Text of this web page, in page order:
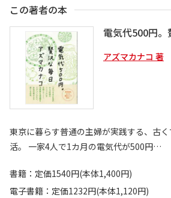
この著者の本
電気代500円。
アズマカナコ 著
東京に暮らす普通の主婦が実践する、古
活。 一家4人で1カ月の電気代が500円…
書籍：定価1540円(本体1,400円)
電子書籍：定価1232円(本体1,120円)